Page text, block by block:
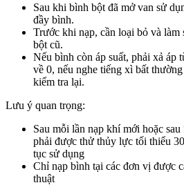
Sau khi bình bột đã mở van sử
đầy bình.
Trước khi nạp, cần loại bỏ và làm
bột cũ.
Nếu bình còn áp suất, phải xả áp
về 0, nếu nghe tiếng xì bất
kiểm tra lại.
Lưu ý quan trọng:
Sau mỗi lần nạp khí mới hoặc
phải được thử thủy lực tối thiểu
tục sử dụng
Chỉ nạp bình tại các đơn vị được
thuật